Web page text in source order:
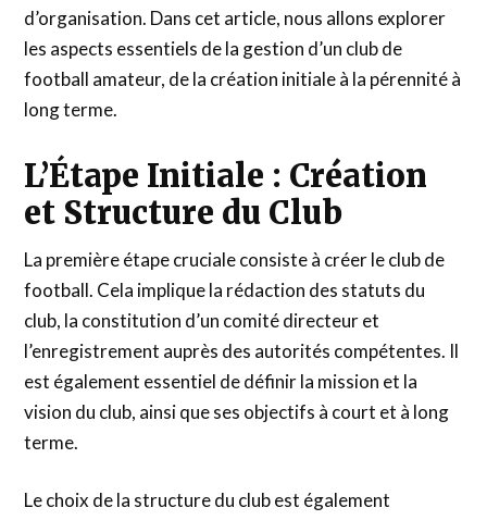
d’organisation. Dans cet article, nous allons explorer
les aspects essentiels de la gestion d’un club de
football amateur, de la création initiale à la pérennité à
long terme.
L’Étape Initiale : Création
et Structure du Club
La première étape cruciale consiste à créer le club de
football. Cela implique la rédaction des statuts du
club, la constitution d’un comité directeur et
l’enregistrement auprès des autorités compétentes. Il
est également essentiel de définir la mission et la
vision du club, ainsi que ses objectifs à court et à long
terme.
Le choix de la structure du club est également